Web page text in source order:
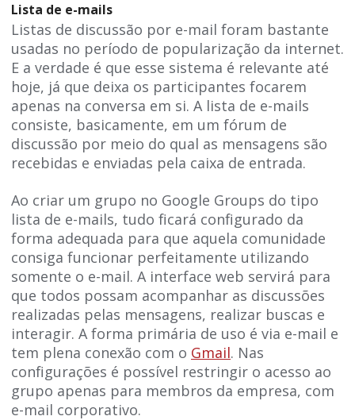
Lista de e-mails
Listas de discussão por e-mail foram bastante
usadas no período de popularização da internet.
E a verdade é que esse sistema é relevante até
hoje, já que deixa os participantes focarem
apenas na conversa em si. A lista de e-mails
consiste, basicamente, em um fórum de
discussão por meio do qual as mensagens são
recebidas e enviadas pela caixa de entrada.
Ao criar um grupo no Google Groups do tipo
lista de e-mails, tudo ficará configurado da
forma adequada para que aquela comunidade
consiga funcionar perfeitamente utilizando
somente o e-mail. A interface web servirá para
que todos possam acompanhar as discussões
realizadas pelas mensagens, realizar buscas e
interagir. A forma primária de uso é via e-mail e
tem plena conexão com o Gmail. Nas
configurações é possível restringir o acesso ao
grupo apenas para membros da empresa, com
e-mail corporativo.